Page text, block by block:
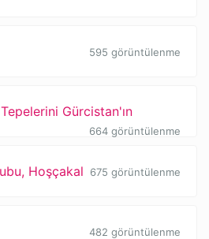
595 görüntülenme
Gürcistan'ın
664 görüntülenme
Hoşçakal 675 görüntülenme
482 görüntülenme